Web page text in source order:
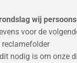
wij
voor de
nodig is om onze